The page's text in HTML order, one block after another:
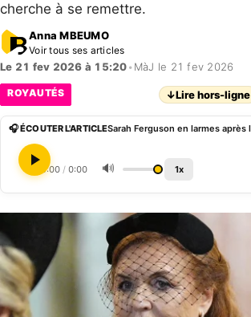
cherche à se remettre.
Anna MBEUMO
Voir tous ses articles
Le 21 fev 2026 à 15:20• MàJ le 21 fev 2026
ROYAUTÉS ↓Lire hors-ligne
🎧 ÉCOUTER L'ARTICLE
0:00 / 0:00 🔊 1x